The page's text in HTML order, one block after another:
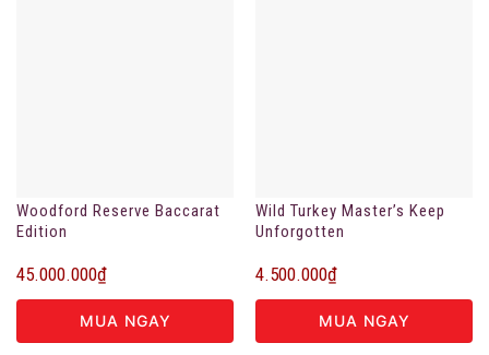
Woodford Reserve Baccarat
Edition
45.000.000₫
MUA NGAY
Wild Turkey Master’s Keep
Unforgotten
4.500.000₫
MUA NGAY